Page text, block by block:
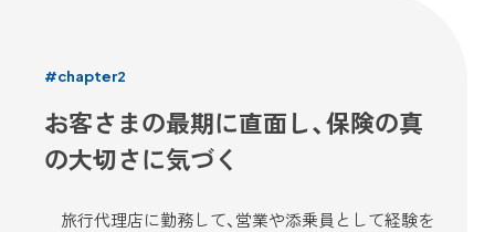
#chapter2
お客さまの最期に直面し、保険の真
の大切さに気づく
旅行代理店に勤務して、営業や添乗員として経験を